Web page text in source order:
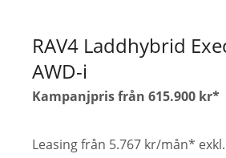
RAV4 Laddhybrid
AWD-i
Kampanjpris från 615.900 kr*
Leasing från 5.767 kr/mån*